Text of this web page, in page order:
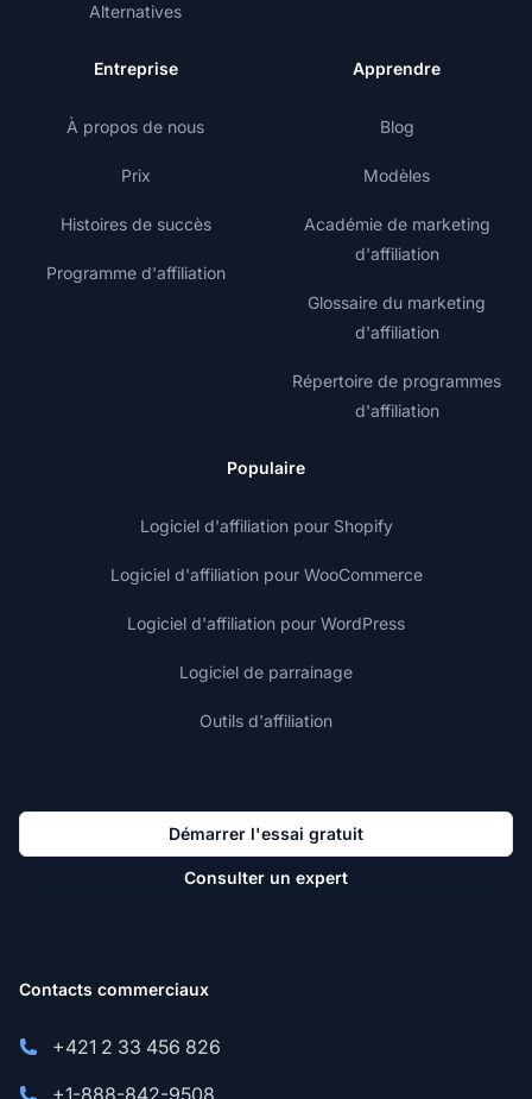
Alternatives
Entreprise
À propos de nous
Prix
Histoires de succès
Programme d'affiliation
Apprendre
Blog
Modèles
Académie de marketing
d'affiliation
Glossaire du marketing
d'affiliation
Répertoire de programmes
d'affiliation
Populaire
Logiciel d'affiliation pour Shopify
Logiciel d'affiliation pour WooCommerce
Logiciel d'affiliation pour WordPress
Logiciel de parrainage
Outils d'affiliation
Démarrer l'essai gratuit
Consulter un expert
Contacts commerciaux
+421 2 33 456 826